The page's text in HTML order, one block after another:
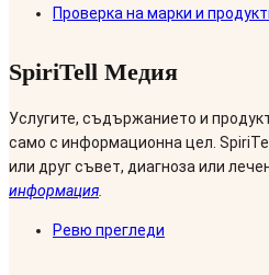
Проверка на марки и
SpiriTell Медия
Услугите, съдържанието и
само с информационна цел.
или друг съвет, диагноза или
информация.
Ревю прегледи